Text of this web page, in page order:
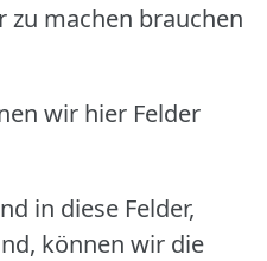
zu machen brauchen
wir hier Felder
in diese Felder,
können wir die